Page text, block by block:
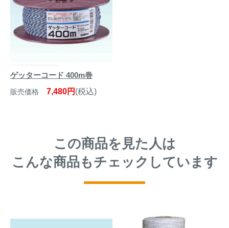
ゲッターコード 400m巻
販売価格 7,480円 (税込)
この商品を見た人は
こんな商品もチェックしています